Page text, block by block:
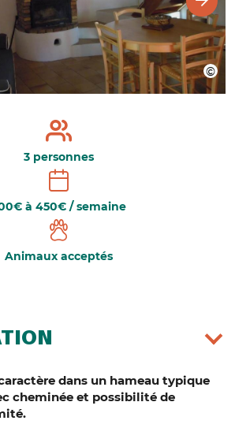
3 personnes
à 450€ / semaine
Animaux acceptés
dans un hameau typique
cheminée et possibilité de